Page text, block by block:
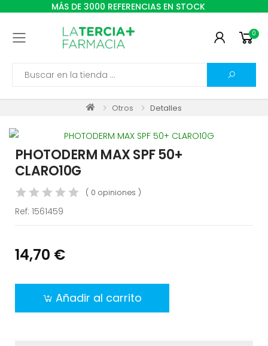
MÁS DE 3000 REFERENCIAS EN STOCK
Toggle mobile menu 0
Search
Otros Detalles
PHOTODERM MAX SPF 50+
CLARO10G
( 0 opiniones )
Ref: 1561459
14,70 €
Añadir al carrito